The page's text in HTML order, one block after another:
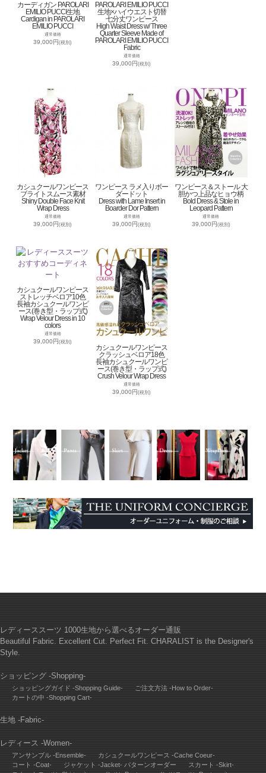
カーディガン PAROLARI
EMILIO PUCCI生地
Cardigan in PAROLARI
EMILIO PUCCI
通常価格
39,000円(税別)
PAROLARI EMILIO PUCCI
生地×ハイウエスト切替
七分丈ワンピース
High Waist Dress w/ Three
Quarter Sleeve Made of
PAROLARI EMILIO PUCCI
Fabric
通常価格
39,000円(税別)
カシュクールワンピース
ブライトスムース素材
Shiny Double Face Knit
Wrap Dress
通常価格
39,000円(税別)
ワンピース ラメ入りボー
ダードット
Dress with Lame Insert in
Boarder Dor Pattern
通常価格
39,000円(税別)
ワンピース＆ストール 大
胆かつ上品なヒョウ柄
Bold Dress & Stole in
Leopard Pattern
通常価格
39,000円(税別)
カシュクールワンピース
ストレッチベロア10色
長袖カシュクールワンピ
ース(巻き型・ラップ式)
Wrap Velour Dress in 10
colors
通常価格
39,000円(税別)
カシュクールワンピース
クラッシュベロア18色
長袖カシュクールワンピ
ース(巻き型・ラップ式)
Crush Velour Wrap Dress
通常価格
39,000円(税別)
レディーススーツ 1000生地から選べるオーダー通販
Beautiful Fabric. Excellent Cut. Perfect Fit. CHARALIST is the Designer's
Style.
ショッピング -Shopping-
ショッピングガイド -Shopping Guide-
ご注文方法 -How to Order-
カートの中 -Shopping Cart-
生地 -Fabric-
レディース -Women-
アンサンブル -Ensemble-
カシュクールワンピース -Cache Coeur-
コート -Coat-
ジャケット -Jacket- パターンオーダー
スカート -Skirt-